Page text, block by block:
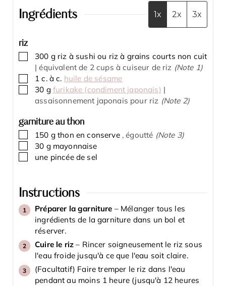
Ingrédients 1x 2x 3x
riz
▢
300 g riz à sushi ou riz à grains courts non cuit
| équivalent de 2 cups à cuiseur de riz (Note 1)
▢1 c. à c. huile de sésame
▢
30 g furikake (condiment japonais) |
assaisonnement japonais pour riz (Note 2)
garniture au thon
▢150 g thon en conserve , égoutté (Note 3)
▢
30 g mayonnaise
▢
une pincée de sel
Instructions
Préparer la garniture – Mélanger tous les
ingrédients de la garniture dans un bol et
réserver.
Cuire le riz – Rincer soigneusement le riz sous
l'eau froide jusqu'à ce que l'eau soit claire.
(Facultatif) Faire tremper le riz dans l'eau
pendant au moins 1 heure (jusqu'à 12 heures